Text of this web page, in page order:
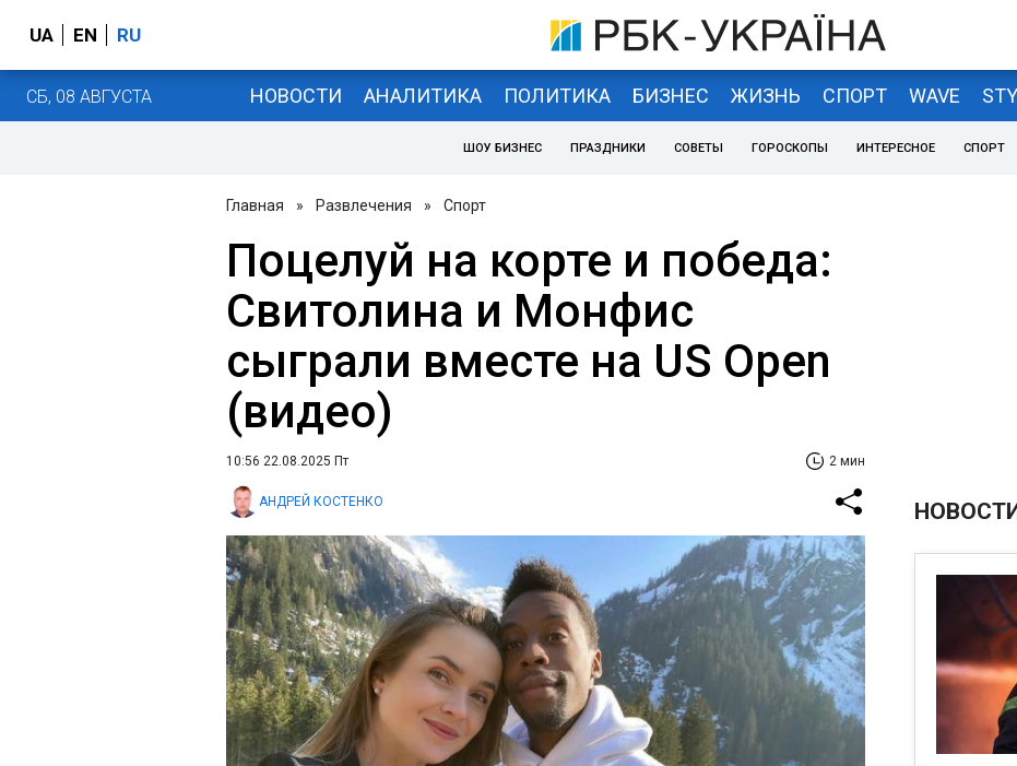
UA EN RU
СБ, 08 АВГУСТА НОВОСТИ АНАЛИТИКА ПОЛИТИКА БИЗНЕС ЖИЗНЬ СПОРТ WAVE
ШОУ БИЗНЕС ПРАЗДНИКИ СОВЕТЫ ГОРОСКОПЫ ИНТЕРЕСНОЕ СПОРТ
Главная » Развлечения » Спорт
Поцелуй на корте и победа:
Свитолина и Монфис
сыграли вместе на US Open
(видео)
10:56 22.08.2025 Пт 2 мин
АНДРЕЙ КОСТЕНКО